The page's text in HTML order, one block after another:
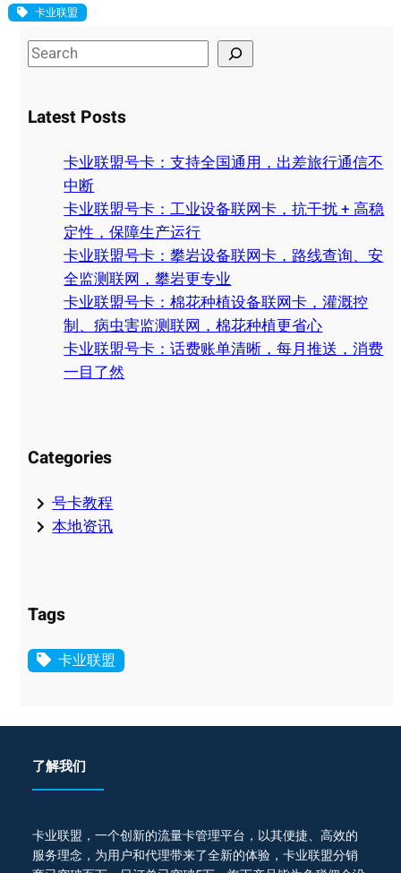
卡业联盟
S
e
r
Latest Posts
卡业联盟号卡：支持全国通用，出差旅行通信不
中断
卡业联盟号卡：工业设备联网卡，抗干扰 + 高稳
定性，保障生产运行
卡业联盟号卡：攀岩设备联网卡，路线查询、安
全监测联网，攀岩更专业
卡业联盟号卡：棉花种植设备联网卡，灌溉控
制、病虫害监测联网，棉花种植更省心
卡业联盟号卡：话费账单清晰，每月推送，消费
一目了然
Categories
号卡教程
本地资讯
Tags
卡业联盟
了解我们
卡业联盟，一个创新的流量卡管理平台，以其便捷、高效的
服务理念，为用户和代理带来了全新的体验，卡业联盟分销